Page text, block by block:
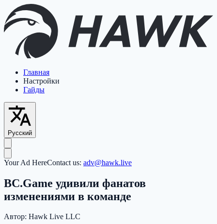
Главная
Настройки
Гайды
Русский
Your Ad HereContact us: adv@hawk.live
BC.Game удивили фанатов
изменениями в команде
Автор: Hawk Live LLC